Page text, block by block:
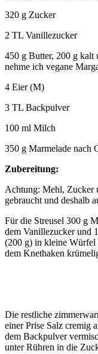
320 g Zucker
2 TL Vanillezucker
450 g Butter, 200 g kalt
nehme ich vegane
4 Eier (M)
3 TL Backpulver
100 ml Milch
350 g Marmelade nach
Zubereitung:
Achtung: Mehl, Zucker
gebraucht und deshalb
Für die Streusel 300 g
dem Vanillezucker und
(200 g) in kleine Würfel
dem Knethaken
Die restliche
einer Prise Salz cremig
dem Backpulver
unter Rühren in die